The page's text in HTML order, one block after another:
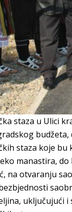
staza u Ulici
staza koje
manastira, do
na otvaranju
uključujući i